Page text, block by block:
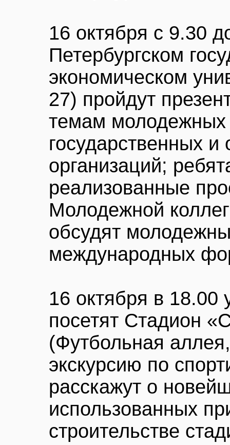
16 октября с 9.30
Петербургском
экономическом
27) пройдут
темам
государственных
организаций;
реализованные
Молодежной
обсудят
международных
16 октября в 18.00
посетят Стадион
(Футбольная
экскурсию по
расскажут о
использованных
строительстве